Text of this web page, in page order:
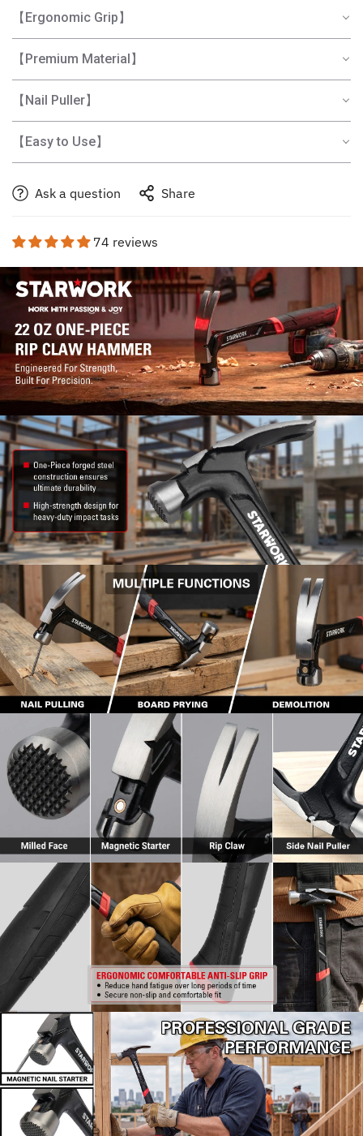
【Ergonomic Grip】
【Premium Material】
【Nail Puller】
【Easy to Use】
Ask a question Share
74 reviews